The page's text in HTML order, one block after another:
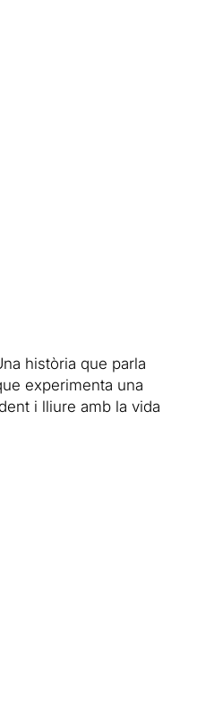
història que parla
experimenta una
i lliure amb la vida